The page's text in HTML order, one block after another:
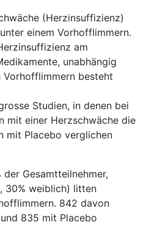
(Herzinsuffizienz)
einem Vorhofflimmern.
am
unabhängig
besteht
Studien, in denen bei
mit einer Herzschwäche die
mit Placebo verglichen
der Gesamtteilnehmer,
30% weiblich) litten
842 davon
835 mit Placebo